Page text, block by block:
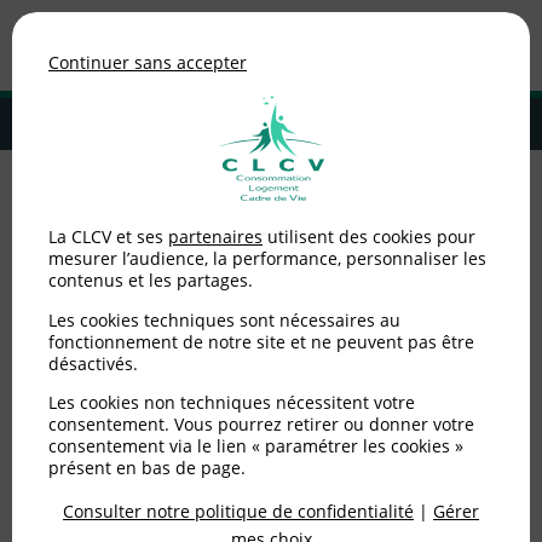
MENU
Adhérer à la CLCV
Rendements servis aux assurés : la grande loterie !
Enquête assurance vie -
Rendements servis aux
assurés : la grande
loterie !
Publié le27/11/2017(mis à jour le08/12/2017)
Continuer sans accepter
La CLCV et ses partenaires utilisent des cookies pour
mesurer l’audience, la performance, personnaliser les
contenus et les partages.
Les cookies techniques sont nécessaires au
fonctionnement de notre site et ne peuvent pas être
désactivés.
Les cookies non techniques nécessitent votre
consentement. Vous pourrez retirer ou donner votre
consentement via le lien « paramétrer les cookies »
présent en bas de page.
Consulter notre politique de confidentialité | Gérer